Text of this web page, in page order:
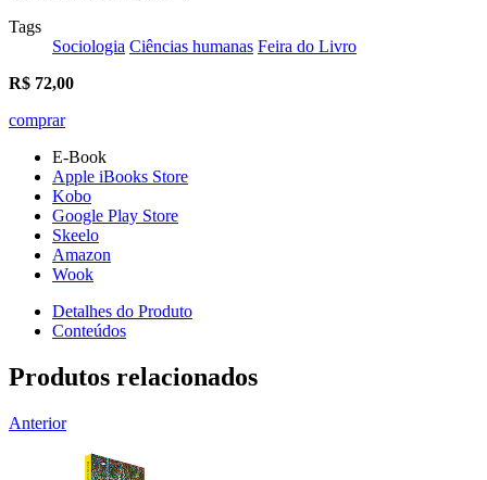
Tags
Sociologia Ciências humanas Feira do Livro
R$ 72,00
comprar
E-Book
Apple iBooks Store
Kobo
Google Play Store
Skeelo
Amazon
Wook
Detalhes do Produto
Conteúdos
Produtos relacionados
Anterior